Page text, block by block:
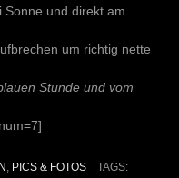
und direkt am
um richtig nette
Stunde und vom
PICS & FOTOS
TAGS: